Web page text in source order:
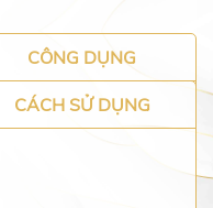
CÔNG DỤNG
CÁCH SỬ DỤNG